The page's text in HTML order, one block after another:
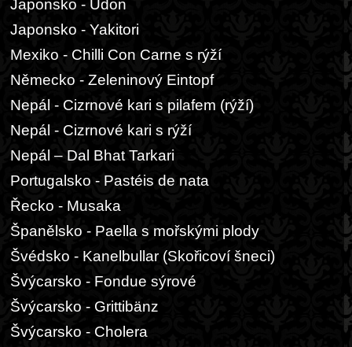
Japonsko - Udon
Japonsko - Yakitori
Mexiko - Chilli Con Carne s rýží
Německo - Zeleninový Eintopf
Nepál - Cizrnové kari s pilafem (rýží)
Nepál - Cizrnové kari s rýží
Nepál – Dal Bhat Tarkari
Portugalsko - Pastéis de nata
Řecko - Musaka
Španělsko - Paella s mořskými plody
Švédsko - Kanelbullar (Skořicoví šneci)
Švýcarsko - Fondue sýrové
Švýcarsko - Grittibänz
Švýcarsko - Cholera